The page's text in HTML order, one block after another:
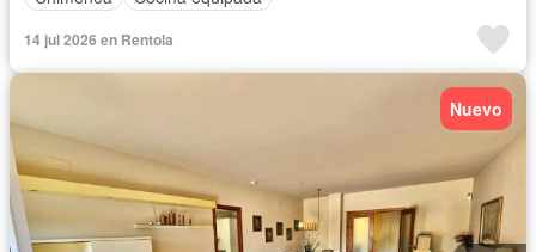
14 jul 2026 en Rentola
Nuevo